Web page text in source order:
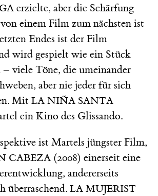
erzielte, aber die Schärfung
einem Film zum nächsten ist
Endes ist der Film
wird gespielt wie ein Stück
viele Töne, die umeinander
aber nie jeder für sich
Mit LA NIÑA SANTA
ein Kino des Glissando.
ist Martels jüngster Film,
CABEZA (2008) einerseit eine
andererseits
überraschend. LA MUJERIST